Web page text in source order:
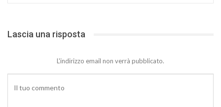
Lascia una risposta
L'indirizzo email non verrà pubblicato.